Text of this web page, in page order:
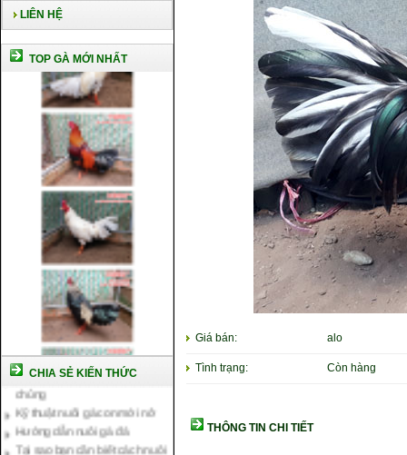
LIÊN HỆ
TOP GÀ MỚI NHẤT
CHIA SẺ KIẾN THỨC
Cách nuôi gà chế độ đá c1
Cách nuôi gà đông tảo thuần
chủng
Kỹ thuật nuôi gà con mới nở
Hướng dẫn nuôi gà đá
Tại sao bạn cần biết cách nuôi
gà chọi ?
Giá bán: alo
Tình trạng: Còn hàng
THÔNG TIN CHI TIẾT